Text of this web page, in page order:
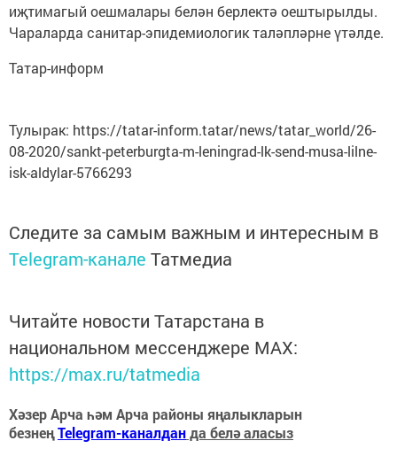
иҗтимагый оешмалары белән берлектә оештырылды.
Чараларда санитар-эпидемиологик таләпләрне үтәлде.
Татар-информ
Тулырак: https://tatar-inform.tatar/news/tatar_world/26-
08-2020/sankt-peterburgta-m-leningrad-lk-send-musa-lilne-
isk-aldylar-5766293
Следите за самым важным и интересным в
Telegram-канале Татмедиа
Читайте новости Татарстана в
национальном мессенджере MАХ:
https://max.ru/tatmedia
Хәзер Арча һәм Арча районы яңалыкларын
безнеңTelegram-каналданда белә аласыз